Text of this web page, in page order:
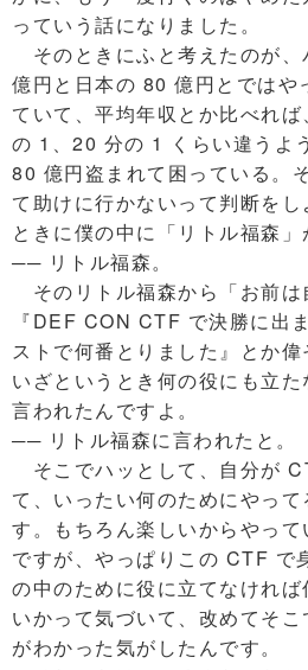
っていう話になりました。
そのときにふと考えたのが
億円と日本の 80 億円とではや
ていて、平均年収とか比べれ
の 1、20 分の 1 くらい違うよ
80 億円盗まれて困っている。
て助けに行かないって判断を
ときに僕の中に「リトル福森」
── リトル福森。
そのリトル福森から「お前は
『DEF CON CTF で決勝に出
ストで何番とりました』とか偉
いざというとき何の役にも立
言われたんですよ。
── リトル福森に言われたと。
そこでハッとして、自分が
て、いったい何のためにやっ
す。もちろん楽しいからやっ
ですが、やっぱりこの CTF で
の中のために役に立てなけれ
いかって気づいて、改めてそ
がわかった気がしたんです。